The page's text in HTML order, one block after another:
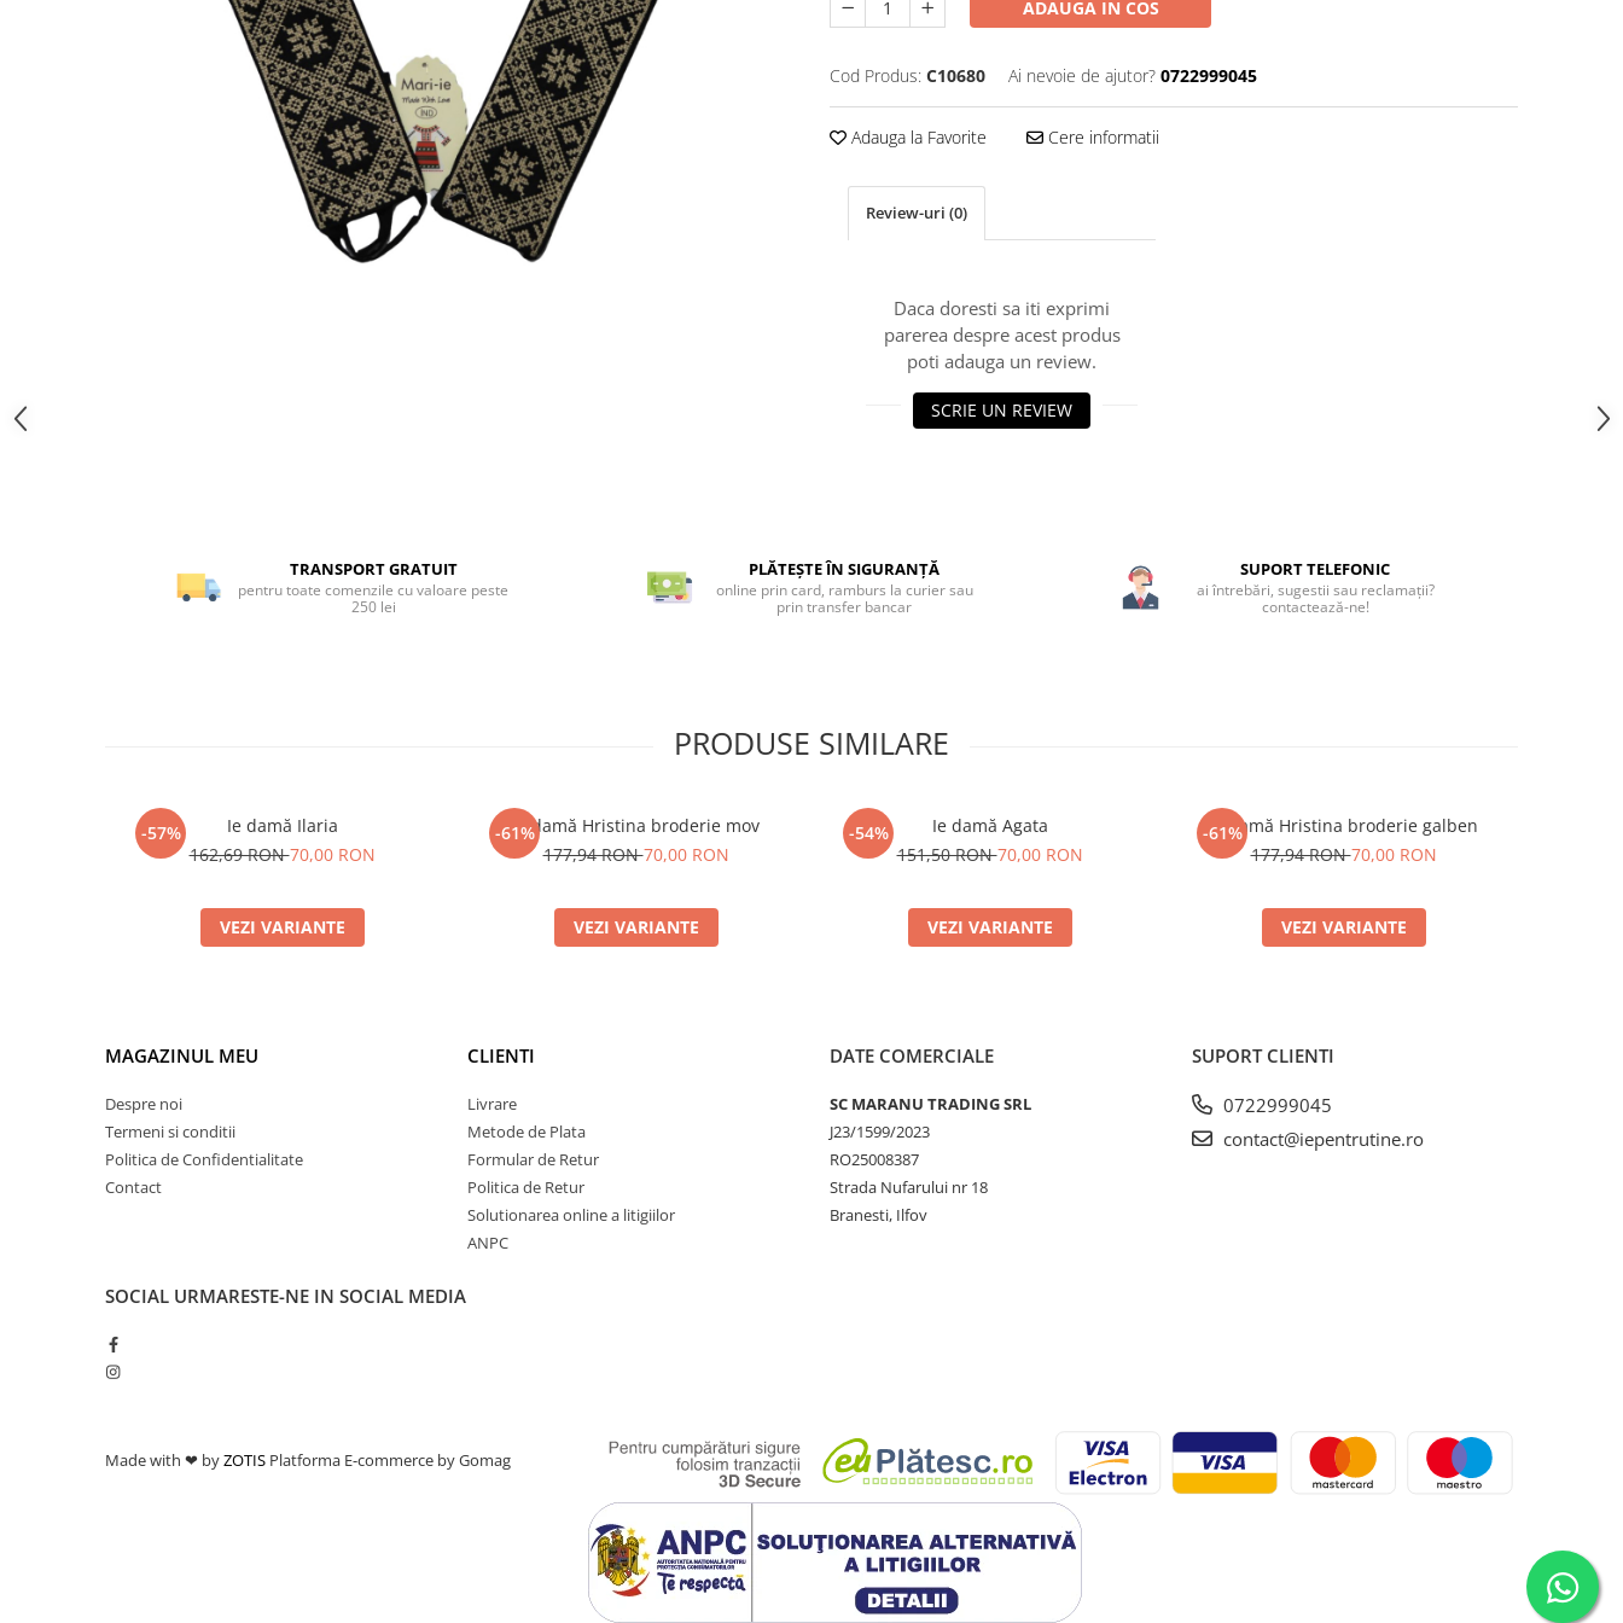
ADAUGA IN COS
Cod Produs: C10680 Ai nevoie de ajutor? 0722999045
Adauga la Favorite Cere informatii
Review-uri (0)
Daca doresti sa iti exprimi
parerea despre acest produs
poti adauga un review.
SCRIE UN REVIEW
TRANSPORT GRATUIT
pentru toate comenzile cu valoare peste
250 lei
PLĂTEȘTE ÎN SIGURANȚĂ
online prin card, ramburs la curier sau
prin transfer bancar
SUPORT TELEFONIC
ai întrebări, sugestii sau reclamații?
contactează-ne!
PRODUSE SIMILARE
-57%
Ie damă Ilaria
162,69 RON70,00 RON
VEZI VARIANTE
-61%
Ie damă Hristina broderie mov
177,94 RON70,00 RON
VEZI VARIANTE
-54%
Ie damă Agata
151,50 RON70,00 RON
VEZI VARIANTE
-61%
Ie damă Hristina broderie galben
177,94 RON70,00 RON
VEZI VARIANTE
MAGAZINUL MEU
Despre noi
Termeni si conditii
Politica de Confidentialitate
Contact
CLIENTI
Livrare
Metode de Plata
Formular de Retur
Politica de Retur
Solutionarea online a litigiilor
ANPC
DATE COMERCIALE
SC MARANU TRADING SRL
J23/1599/2023
RO25008387
Strada Nufarului nr 18
Branesti, Ilfov
SUPORT CLIENTI
0722999045
contact@iepentrutine.ro
SOCIAL URMARESTE-NE IN SOCIAL MEDIA
Made with ❤ byZOTIS Platforma E-commerce by Gomag